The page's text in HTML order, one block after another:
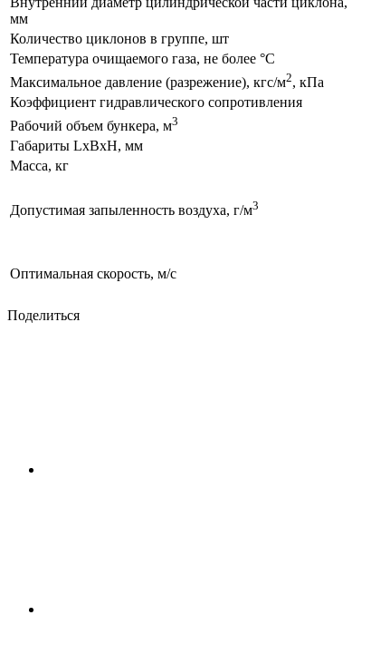
мм
Количество циклонов в группе, шт
Температура очищаемого газа, не более °С
Максимальное давление (разрежение), кгс/м2, кПа
Коэффициент гидравлического сопротивления
Рабочий объем бункера, м3
Габариты LxBxH, мм
Масса, кг
Допустимая запыленность воздуха, г/м3
Оптимальная скорость, м/с
Поделиться